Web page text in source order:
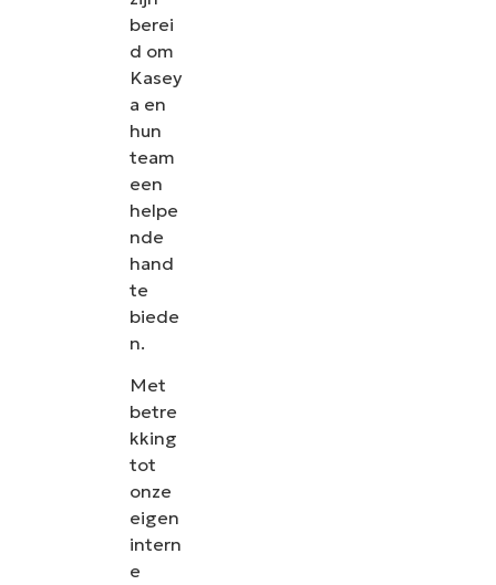
berei
d om
Kasey
a en
hun
team
een
helpe
nde
hand
te
biede
n.
Met
betre
kking
tot
onze
eigen
intern
e